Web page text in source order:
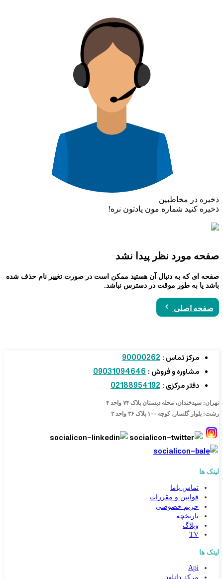
ذخیره در مخاطبین
ذخیره کنید شماره مون یادتون نره!
صفحه مورد نظر پیدا نشد
صفحه ای که به دنبال آن هستید ممکن است در صورت تغییر نام حذف شده
باشد یا به طور موقت در دسترس نباشد.
صفحه اصلی
مرکز تماس : 90000262
مشاوره و فروش : 09031094646
دفتر مرکزی : 02188954192
تهران: سیدخندان، محله دبستان پلاک ۷۴ واحد ۴
رشت: بلوار گلسار، کوچه ۱۰۰ پلاک ۳۶ واحد ۲
لینک ها
تماس باما
قوانین و مقررات
حریم خصوصی
تاریخچه
وبلاگ
TV
لینک ها
Api
مرکز دانلود